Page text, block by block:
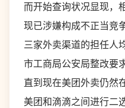
而开始查询状况显现，
现已涉嫌构成不正当竞
三家外卖渠道的担任人
市工商局公安局整改要
直到现在美团外卖仍然
美团和滴滴之间进行二